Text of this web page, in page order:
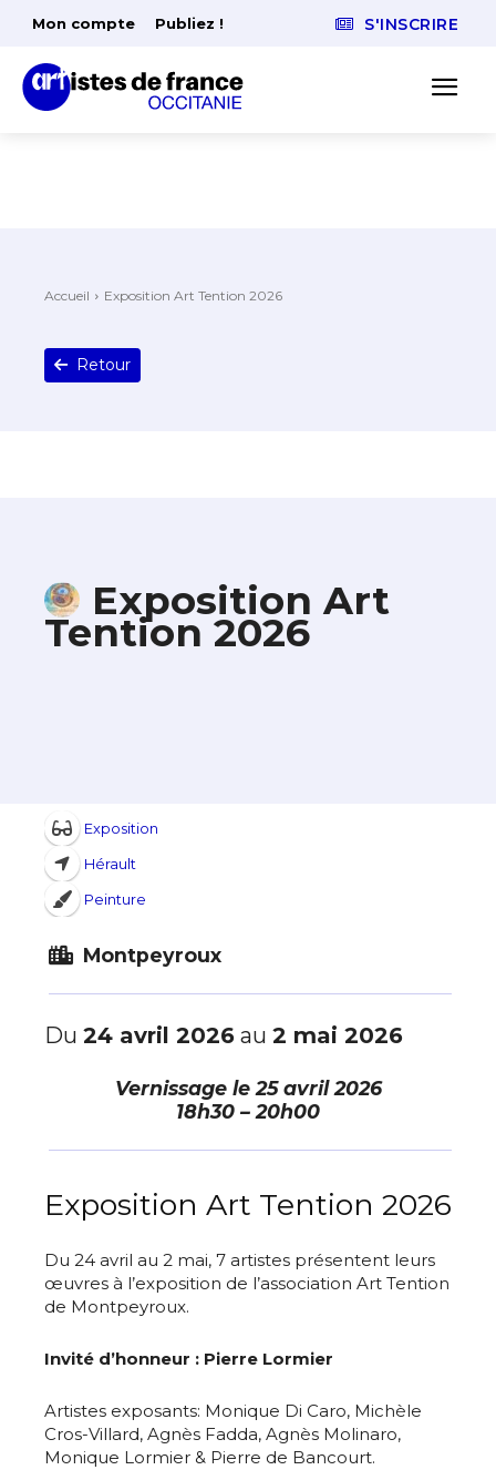
Mon compte Publiez ! S'INSCRIRE
Accueil Exposition Art Tention 2026
Retour
Exposition Art
Tention 2026
Exposition
Hérault
Peinture
Montpeyroux
Du 24 avril 2026 au 2 mai 2026
Vernissage le25 avril 2026
18h30 – 20h00
Exposition Art Tention 2026
Du 24 avril au 2 mai, 7 artistes présentent leurs
œuvres à l’exposition de l’association Art Tention
de Montpeyroux.
Invité d’honneur : Pierre Lormier
Artistes exposants: Monique Di Caro, Michèle
Cros-Villard, Agnès Fadda, Agnès Molinaro,
Monique Lormier & Pierre de Bancourt.